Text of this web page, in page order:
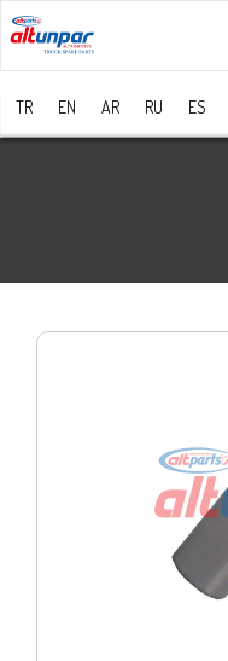
TR EN AR RU ES